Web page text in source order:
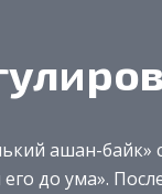
ашан-
до ума».